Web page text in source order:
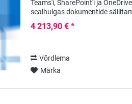
Teams'i, SharePoint'i ja
sealhulgas dokumentide
kasutama...
4 213,90 € *
Võrdlema
Märka